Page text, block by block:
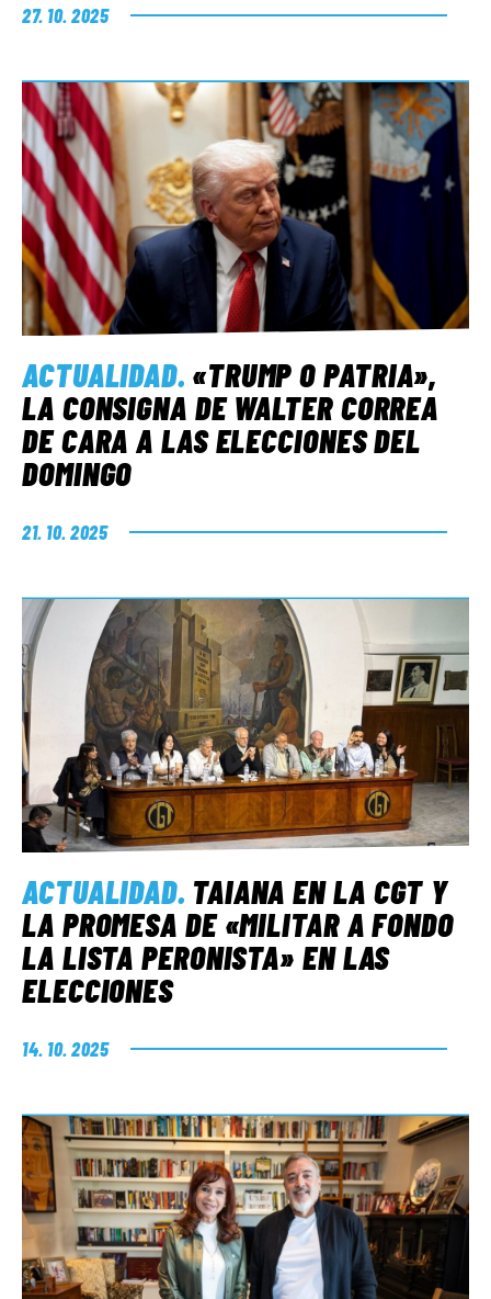
27. 10. 2025
ACTUALIDAD. «TRUMP O PATRIA»,
LA CONSIGNA DE WALTER CORREA
DE CARA A LAS ELECCIONES DEL
DOMINGO
21. 10. 2025
ACTUALIDAD. TAIANA EN LA CGT Y
LA PROMESA DE «MILITAR A FONDO
LA LISTA PERONISTA» EN LAS
ELECCIONES
14. 10. 2025